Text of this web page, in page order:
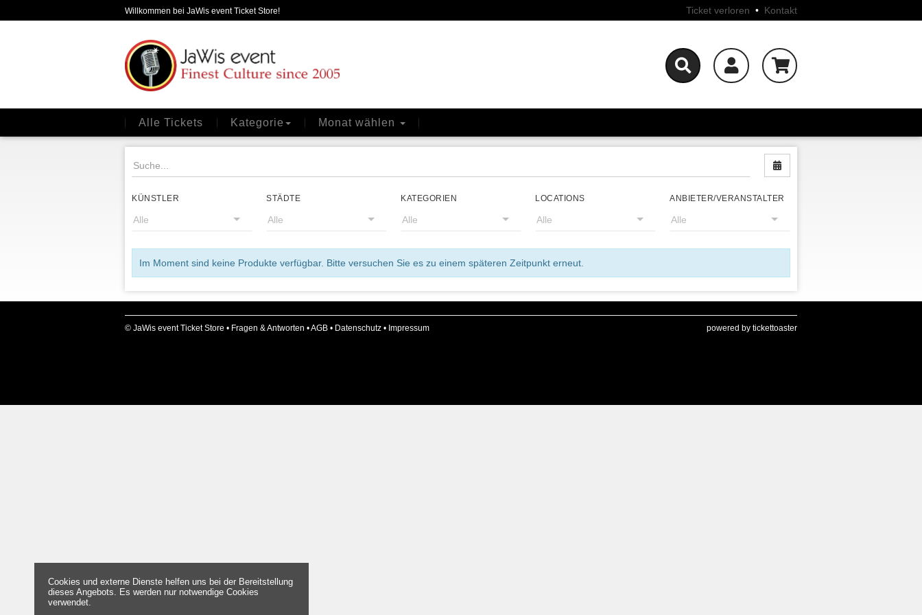
Ticket verloren • Kontakt
Willkommen bei JaWis event Ticket Store!
Alle Tickets Kategorie Monat wählen
Nach Datum filtern
KÜNSTLER STÄDTE KATEGORIEN LOCATIONS ANBIETER/VERANSTALTER
Im Moment sind keine Produkte verfügbar. Bitte versuchen Sie es zu einem späteren Zeitpunkt erneut.
powered by tickettoaster
© JaWis event Ticket Store • Fragen & Antworten •AGB • Datenschutz • Impressum
Cookies und externe Dienste helfen uns bei der Bereitstellung
dieses Angebots. Es werden nur notwendige Cookies
verwendet.